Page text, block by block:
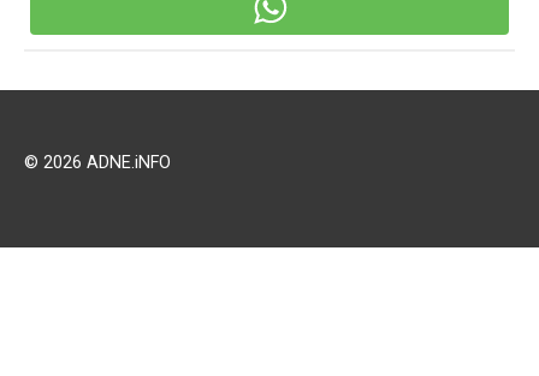
© 2026 ADNE.iNFO